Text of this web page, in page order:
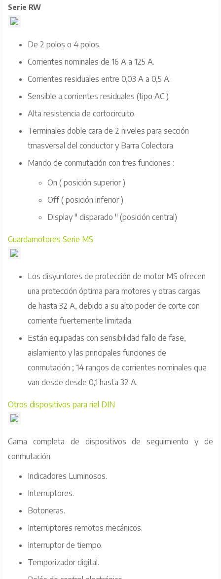
Serie RW
De 2 polos o 4 polos.
Corrientes nominales de 16 A a 125 A.
Corrientes residuales entre 0,03 A a 0,5 A.
Sensible a corrientes residuales (tipo AC ).
Alta resistencia de cortocircuito.
Terminales doble cara de 2 niveles para sección
trnasversal del conductor y Barra Colectora
Mando de conmutación con tres funciones :
On ( posición superior )
Off ( posición inferior )
Display " disparado " (posición central)
Guardamotores Serie MS
Los disyuntores de protección de motor MS ofrecen
una protección óptima para motores y otras cargas
de hasta 32 A, debido a su alto poder de corte con
corriente fuertemente limitada.
Están equipadas con sensibilidad fallo de fase,
aislamiento y las principales funciones de
conmutación ; 14 rangos de corrientes nominales que
van desde desde 0,1 hasta 32 A.
Otros dispositivos para riel DIN
Gama completa de dispositivos de seguimiento y de
conmutación.
Indicadores Luminosos.
Interruptores.
Botoneras.
Interruptores remotos mecánicos.
Interruptor de tiempo.
Temporizador digital.